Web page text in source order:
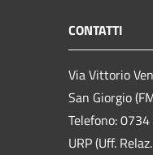
CONTATTI
Via Vittorio
San Giorgio
Telefono:
URP (Uff.